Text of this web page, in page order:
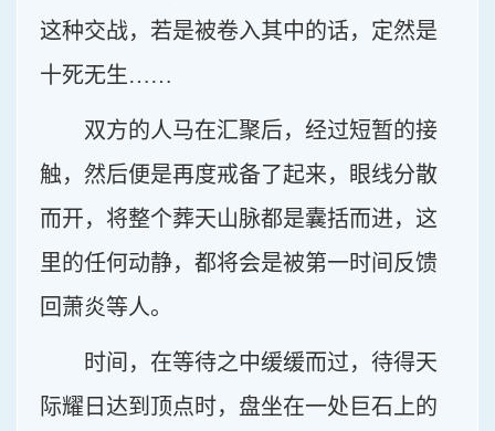
这种交战，若是被卷入其中的话，定然是
十死无生……
双方的人马在汇聚后，经过短暂的接
触，然后便是再度戒备了起来，眼线分散
而开，将整个葬天山脉都是囊括而进，这
里的任何动静，都将会是被第一时间反馈
回萧炎等人。
时间，在等待之中缓缓而过，待得天
际耀日达到顶点时，盘坐在一处巨石上的